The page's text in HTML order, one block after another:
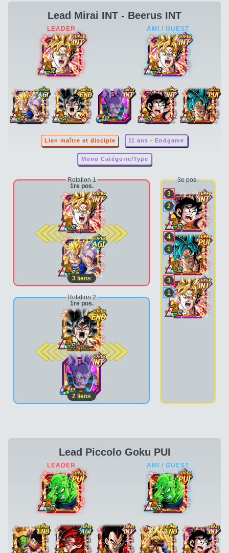
Lead Mirai INT - Beerus INT
Lien maître et disciple 11 ans - Endgame
Mono Catégorie/Type
Rotation 1
1re pos.
2e pos.
3 liens
Rotation 2
1re pos.
2e pos.
2 liens
3e pos.
3
2
4
1
3
1
Lead Piccolo Goku PUI